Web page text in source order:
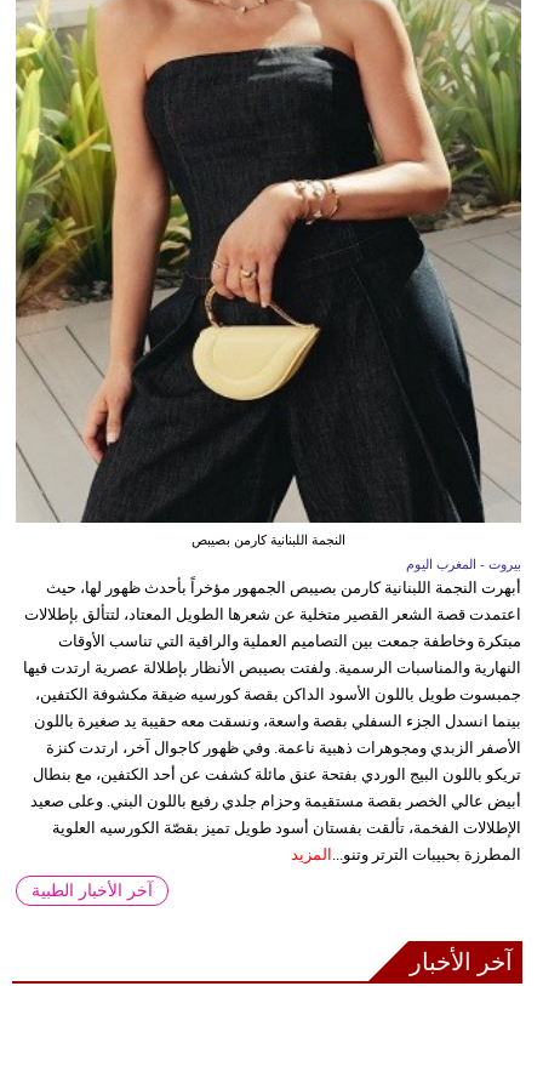
النجمة اللبنانية كارمن بصيبص
بيروت - المغرب اليوم
أبهرت النجمة اللبنانية كارمن بصيبص الجمهور مؤخراً بأحدث ظهور لها، حيث
اعتمدت قصة الشعر القصير متخلية عن شعرها الطويل المعتاد، لتتألق بإطلالات
مبتكرة وخاطفة جمعت بين التصاميم العملية والراقية التي تناسب الأوقات
النهارية والمناسبات الرسمية. ولفتت بصيبص الأنظار بإطلالة عصرية ارتدت فيها
جمبسوت طويل باللون الأسود الداكن بقصة كورسيه ضيقة مكشوفة الكتفين،
بينما انسدل الجزء السفلي بقصة واسعة، ونسقت معه حقيبة يد صغيرة باللون
الأصفر الزبدي ومجوهرات ذهبية ناعمة. وفي ظهور كاجوال آخر، ارتدت كنزة
تريكو باللون البيج الوردي بفتحة عنق مائلة كشفت عن أحد الكتفين، مع بنطال
أبيض عالي الخصر بقصة مستقيمة وحزام جلدي رفيع باللون البني. وعلى صعيد
الإطلالات الفخمة، تألقت بفستان أسود طويل تميز بقصّة الكورسيه العلوية
المطرزة بحبيبات الترتر وتنو... المزيد
آخر الأخبار الطبية
آخر الأخبار